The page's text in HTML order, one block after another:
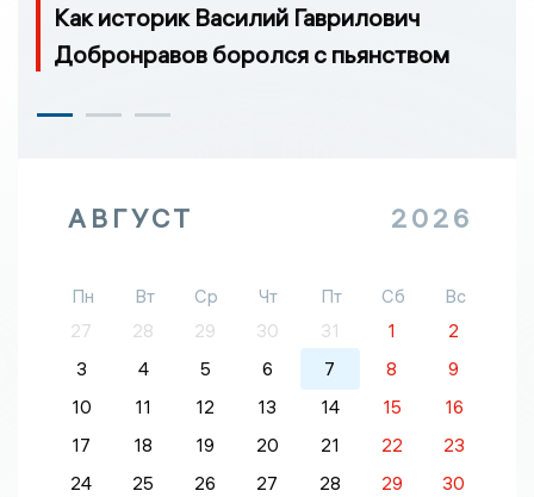
Как историк Василий Гаврилович
Добронравов боролся с пьянством
АВГУСТ 2026
Пн Вт Ср Чт Пт Сб
Вс
27
28 29 30 31 1
2
3
4 5 6 7 8
9
10
11 12 13 14 15
16
17
18 19 20 21 22
23
24
25 26 27 28 29
30